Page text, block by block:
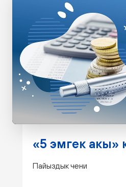
«5 эмгек акы»
Пайыздык чени